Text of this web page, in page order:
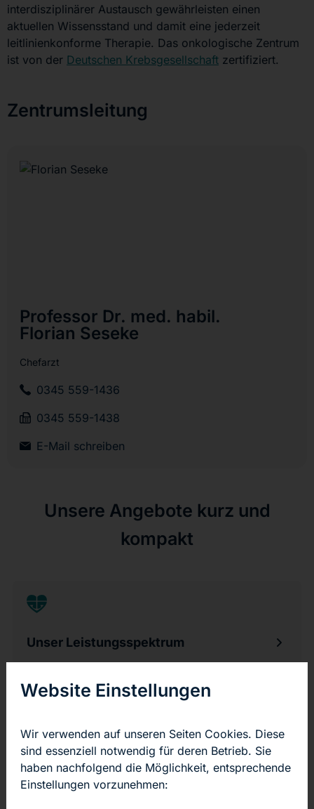
interdisziplinärer Austausch gewährleisten einen
aktuellen Wissensstand und damit eine jederzeit
leitlinienkonforme Therapie. Das onkologische Zentrum
ist von der Deutschen Krebsgesellschaft zertifiziert.
Zentrumsleitung
Professor Dr. med. habil.
Florian Seseke
Chefarzt
0345 559-1436
0345 559-1438
E-Mail schreiben
Unsere Angebote kurz und
kompakt
Unser Leistungsspektrum
Unsere Ansprechpartner
Website Einstellungen
Wir verwenden auf unseren Seiten Cookies. Diese
sind essenziell notwendig für deren Betrieb. Sie
haben nachfolgend die Möglichkeit, entsprechende
Einstellungen vorzunehmen: